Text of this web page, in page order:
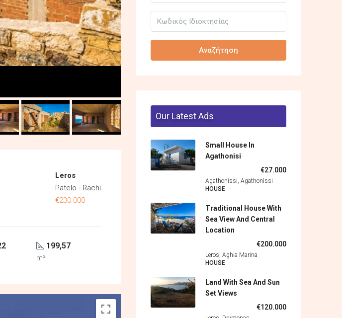
Leros
Patelo - Rachi
€230.000
199,57
m²
Αναζήτηση
Our Latest Ads
Small House In
Agathonisi
€27.000
Agathonissi, Agathonìssi
HOUSE
Traditional House With
Sea View And Central
Location
€200.000
Leros, Aghia Marina
HOUSE
Land With Sea And Sun
Set Views
€120.000